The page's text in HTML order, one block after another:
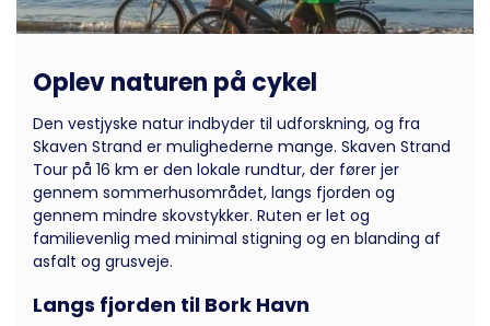
Oplev naturen på cykel
Den vestjyske natur indbyder til udforskning, og fra
Skaven Strand er mulighederne mange. Skaven Strand
Tour på 16 km er den lokale rundtur, der fører jer
gennem sommerhusområdet, langs fjorden og
gennem mindre skovstykker. Ruten er let og
familievenlig med minimal stigning og en blanding af
asfalt og grusveje.
Langs fjorden til Bork Havn